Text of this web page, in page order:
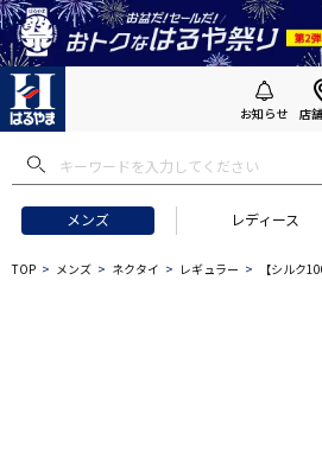
お知らせ 店
メンズ レディース
TOP メンズ ネクタイ レギュラー 【シルク